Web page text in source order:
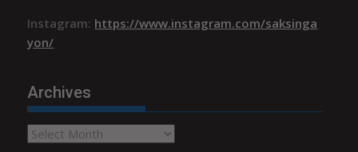
Instagram: https://www.instagram.com/saksinga
yon/
Archives
Archives